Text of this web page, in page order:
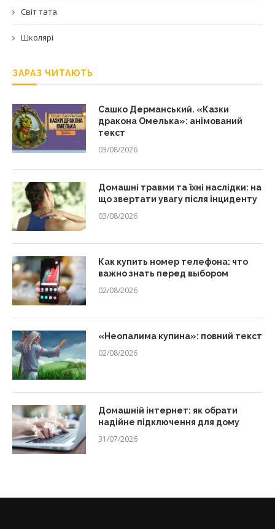
Світ тата
Школярі
ЗАРАЗ ЧИТАЮТЬ
Сашко Дерманський. «Казки
дракона Омелька»: анімований
текст
03/08/2026
Домашні травми та їхні наслідки: на
що звертати увагу після інциденту
03/08/2026
Как купить номер телефона: что
важно знать перед выбором
02/08/2026
«Неопалима купина»: повний текст
02/08/2026
Домашній інтернет: як обрати
надійне підключення для дому
31/07/2026